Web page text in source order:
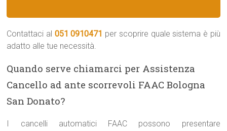
Contattaci al 051 0910471 per scoprire quale sistema è più
adatto alle tue necessità.
Quando serve chiamarci per Assistenza
Cancello ad ante scorrevoli FAAC Bologna
San Donato?
I cancelli automatici FAAC possono presentare